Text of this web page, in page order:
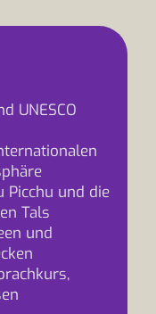
UNESCO
Picchu und die
Tals
und